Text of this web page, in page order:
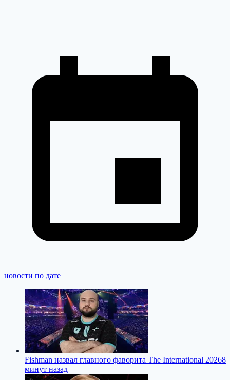
новости по дате
Fishman назвал главного фаворита The International 20268
минут назад